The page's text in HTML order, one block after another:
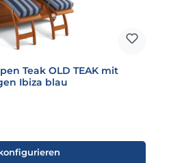
Teak OLD TEAK mit
Ibiza blau